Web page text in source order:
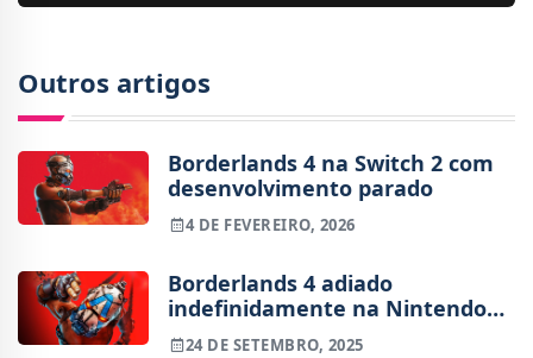
Outros artigos
Borderlands 4 na Switch 2 com
desenvolvimento parado
4 DE FEVEREIRO, 2026
Borderlands 4 adiado
indefinidamente na Nintendo
Switch 2
24 DE SETEMBRO, 2025